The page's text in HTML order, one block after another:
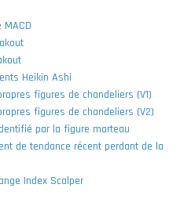
Heikin Ashi
figures de chandeliers (V1)
figures de chandeliers (V2)
par la figure marteau
de tendance récent perdant de la
Index Scalper